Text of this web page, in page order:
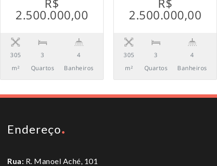
2.500.000,00
305
m²
3
Quartos
4
Banheiros
2.500.000,00
305
m²
3
Quartos
4
Banheiros
Endereço
Rua: R. Manoel Aché, 101